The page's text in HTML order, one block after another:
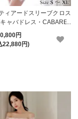
ィアードスリーブクロス
ャバドレス・CABARET
ーカーお取り寄せ】
円
22,880円)